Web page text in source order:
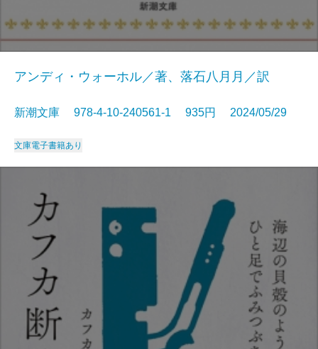
アンディ・ウォーホル／著、落石八月月／訳
新潮文庫 978-4-10-240561-1 935円 2024/05/29
文庫電子書籍あり